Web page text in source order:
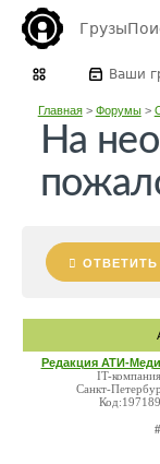
Грузы
Ваши
Главная> Форумы>
На
ОТВЕТИТЬ
Редакция АТИ-
IT-компания ,
Санкт-